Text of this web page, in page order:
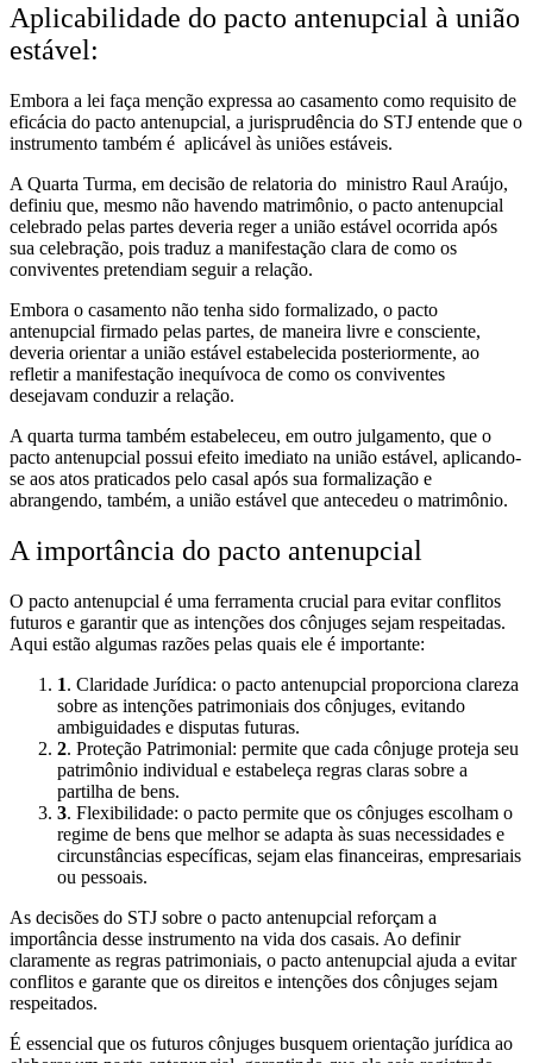
Aplicabilidade do pacto antenupcial à união
estável:
Embora a lei faça menção expressa ao casamento como requisito de
eficácia do pacto antenupcial, a jurisprudência do STJ entende que o
instrumento também é aplicável às uniões estáveis.
A Quarta Turma, em decisão de relatoria do ministro Raul Araújo,
definiu que, mesmo não havendo matrimônio, o pacto antenupcial
celebrado pelas partes deveria reger a união estável ocorrida após
sua celebração, pois traduz a manifestação clara de como os
conviventes pretendiam seguir a relação.
Embora o casamento não tenha sido formalizado, o pacto
antenupcial firmado pelas partes, de maneira livre e consciente,
deveria orientar a união estável estabelecida posteriormente, ao
refletir a manifestação inequívoca de como os conviventes
desejavam conduzir a relação.
A quarta turma também estabeleceu, em outro julgamento, que o
pacto antenupcial possui efeito imediato na união estável, aplicando-
se aos atos praticados pelo casal após sua formalização e
abrangendo, também, a união estável que antecedeu o matrimônio.
A importância do pacto antenupcial
O pacto antenupcial é uma ferramenta crucial para evitar conflitos
futuros e garantir que as intenções dos cônjuges sejam respeitadas.
Aqui estão algumas razões pelas quais ele é importante:
1. Claridade Jurídica: o pacto antenupcial proporciona clareza
sobre as intenções patrimoniais dos cônjuges, evitando
ambiguidades e disputas futuras.
2. Proteção Patrimonial: permite que cada cônjuge proteja seu
patrimônio individual e estabeleça regras claras sobre a
partilha de bens.
3. Flexibilidade: o pacto permite que os cônjuges escolham o
regime de bens que melhor se adapta às suas necessidades e
circunstâncias específicas, sejam elas financeiras, empresariais
ou pessoais.
As decisões do STJ sobre o pacto antenupcial reforçam a
importância desse instrumento na vida dos casais. Ao definir
claramente as regras patrimoniais, o pacto antenupcial ajuda a evitar
conflitos e garante que os direitos e intenções dos cônjuges sejam
respeitados.
É essencial que os futuros cônjuges busquem orientação jurídica ao